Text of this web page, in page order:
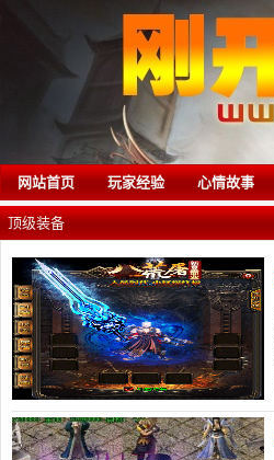
网站首页 玩家经验 心情故事
顶级装备